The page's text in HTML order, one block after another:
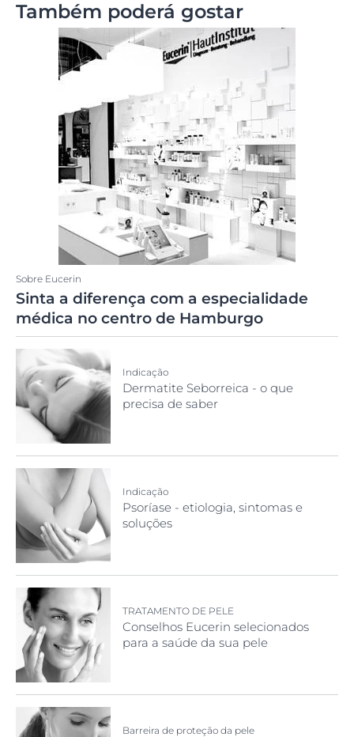
Também poderá gostar
Sobre Eucerin
Sinta a diferença com a especialidade
médica no centro de Hamburgo
Indicação
Dermatite Seborreica - o que
precisa de saber
Indicação
Psoríase - etiologia, sintomas e
soluções
TRATAMENTO DE PELE
Conselhos Eucerin selecionados
para a saúde da sua pele
Barreira de proteção da pele